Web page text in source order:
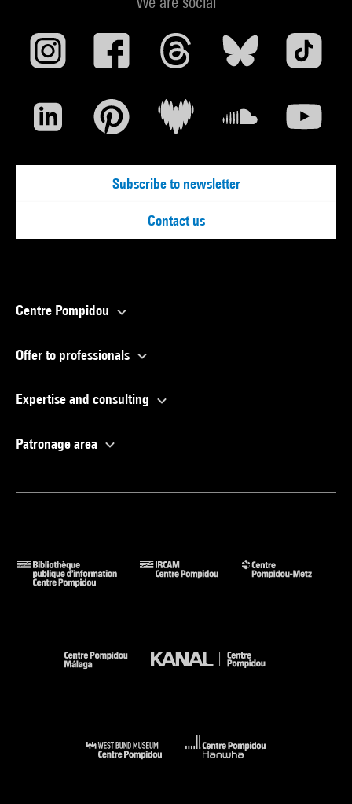
Subscribe to newsletter
Contact us
Centre Pompidou
Offer to professionals
Expertise and consulting
Patronage area